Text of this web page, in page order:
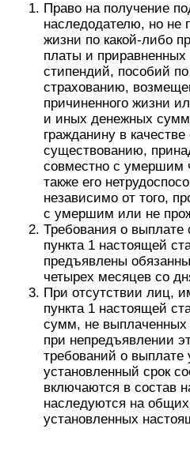
Право на получение
наследодателю, но не
жизни по какой-либо
платы и
стипендий, пособий
страхованию,
причиненного жизни
и иных денежных
гражданину в качестве
существованию,
совместно с умершим
также его
независимо от того,
с умершим или не
Требования о
пункта 1 настоящей
предъявлены
четырех месяцев со
При отсутствии лиц,
пункта 1 настоящей
сумм, не
при непредъявлении
требований о выплате
установленный срок
включаются в состав
наследуются на
установленных